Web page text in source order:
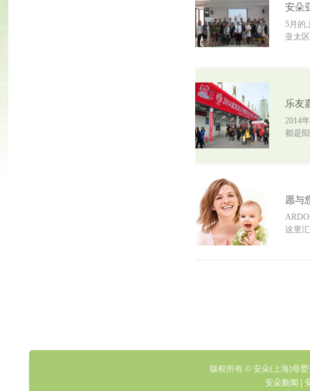
安朵
5月的
亚太
乐友
2014
都是
愿与
这里
版权所有 © 安朵(上海)母
安朵新闻